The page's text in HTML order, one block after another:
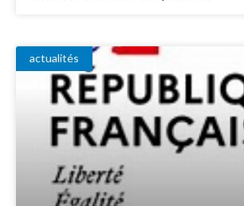
actualités